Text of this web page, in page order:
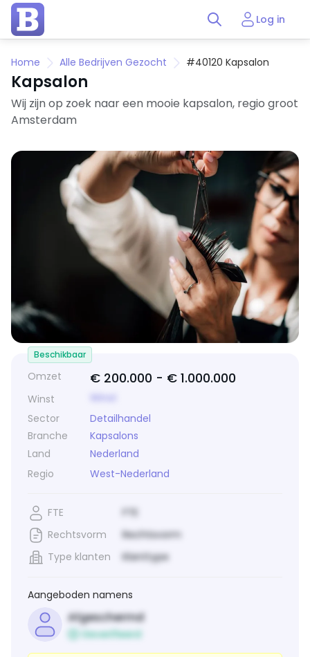
Log in
Home Alle Bedrijven Gezocht #40120 Kapsalon
Kapsalon
Wij zijn op zoek naar een mooie kapsalon, regio groot
Amsterdam
Omzet € 200.000 - € 1.000.000
Winst
Sector
Detailhandel
Branche
Kapsalons
Land
Nederland
Regio
West-Nederland
Beschikbaar
FTE
FTE
Rechtsvorm
Rechtsvorm
Type klanten
Klanttype
Aangeboden namens
Afgeschermd
Geverifieerd